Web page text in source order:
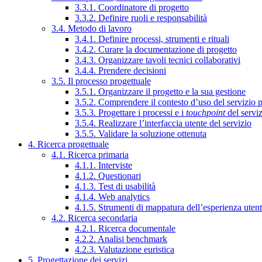
3.3.1. Coordinatore di progetto
3.3.2. Definire ruoli e responsabilità
3.4. Metodo di lavoro
3.4.1. Definire processi, strumenti e rituali
3.4.2. Curare la documentazione di progetto
3.4.3. Organizzare tavoli tecnici collaborativi
3.4.4. Prendere decisioni
3.5. Il processo progettuale
3.5.1. Organizzare il progetto e la sua gestione
3.5.2. Comprendere il contesto d’uso del servizio
3.5.3. Progettare i processi e i touchpointdel
3.5.4. Realizzare l’interfaccia utente del servizio
3.5.5. Validare la soluzione ottenuta
4. Ricerca progettuale
4.1. Ricerca primaria
4.1.1. Interviste
4.1.2. Questionari
4.1.3. Test di usabilità
4.1.4. Web analytics
4.1.5. Strumenti di mappatura dell’esperienza
4.2. Ricerca secondaria
4.2.1. Ricerca documentale
4.2.2. Analisi benchmark
4.2.3. Valutazione euristica
5. Progettazione dei servizi